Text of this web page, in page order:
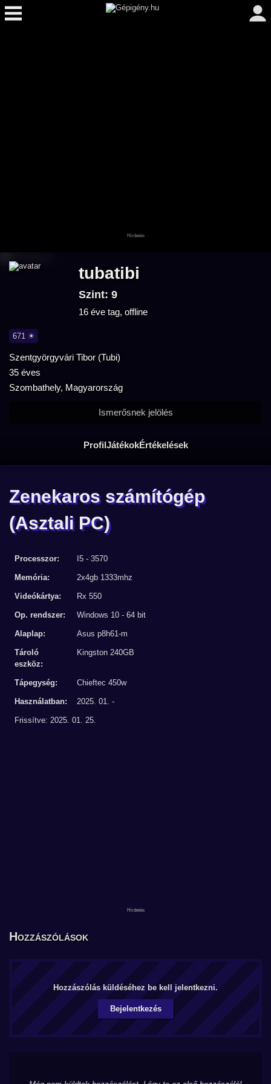
tubatibi
Szint: 9
16 éve tag, offline
671 ☀
Szentgyörgyvári Tibor (Tubi)
35 éves
Szombathely, Magyarország
ProfilJátékokÉrtékelések
Ismerősnek jelölés
Zenekaros számítógép
(Asztali PC)
Processzor: I5 - 3570
Memória: 2x4gb 1333mhz
Videókártya: Rx 550
Op. rendszer: Windows 10 - 64 bit
Alaplap: Asus p8h61-m
Tároló
eszköz:
Kingston 240GB
Tápegység: Chieftec 450w
Használatban: 2025. 01. -
Frissítve: 2025. 01. 25.
Hozzászólások
Hozzászólás küldéséhez be kell jelentkezni.
Bejelentkezés